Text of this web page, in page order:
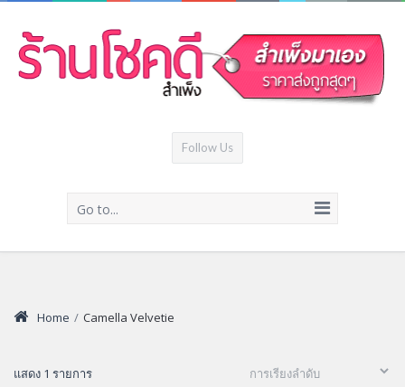
Follow Us
Go to...
Home / Camella Velvetie
แสดง 1 รายการ